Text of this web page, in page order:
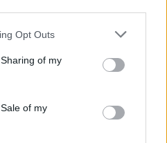
Opt Outs
of my
of my
pro velké kočkovité šelmy
Felida,
stanice se stará i o tygra
z nevyhovujících
muselo slovit několik